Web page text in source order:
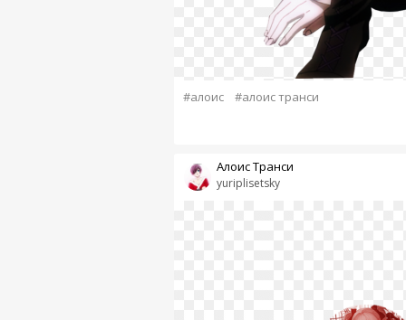
#алоис #алоис транси
yuriplisetsky
Алоис Транси